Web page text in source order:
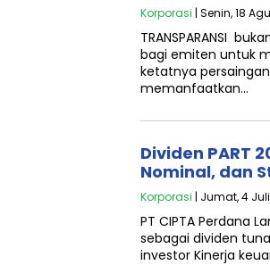
Korporasi | Senin, 18
TRANSPARANSI
bagi emiten untuk
ketatnya
memanfaatkan…
Dividen PART
Nominal, dan
Korporasi | Jumat, 4
PT CIPTA Perdana
sebagai dividen
investor Kinerja